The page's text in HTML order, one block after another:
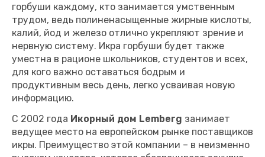
горбуши каждому, кто занимается умственным
трудом, ведь полиненасыщенные жирные кислоты,
калий, йод и железо отлично укрепляют зрение и
нервную систему. Икра горбуши будет также
уместна в рационе школьников, студентов и всех,
для кого важно оставаться бодрым и
продуктивным весь день, легко усваивая новую
информацию.
C 2002 года Икорный дом Lemberg занимает
ведущее место на европейском рынке поставщиков
икры. Преимущество этой компании – в неизменно